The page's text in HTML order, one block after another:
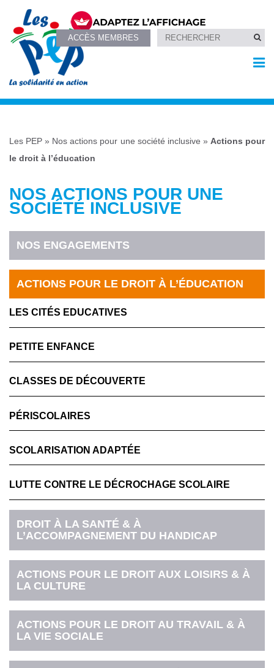
ACCÈS MEMBRES
Les PEP » Nos actions pour une société inclusive » Actions pour
le droit à l’éducation
NOS ACTIONS POUR UNE
SOCIÉTÉ INCLUSIVE
NOS ENGAGEMENTS
ACTIONS POUR LE DROIT À L’ÉDUCATION
LES CITÉS EDUCATIVES
PETITE ENFANCE
CLASSES DE DÉCOUVERTE
PÉRISCOLAIRES
SCOLARISATION ADAPTÉE
LUTTE CONTRE LE DÉCROCHAGE SCOLAIRE
DROIT À LA SANTÉ & À
L’ACCOMPAGNEMENT DU HANDICAP
ACTIONS POUR LE DROIT AUX LOISIRS & À
LA CULTURE
ACTIONS POUR LE DROIT AU TRAVAIL & À
LA VIE SOCIALE